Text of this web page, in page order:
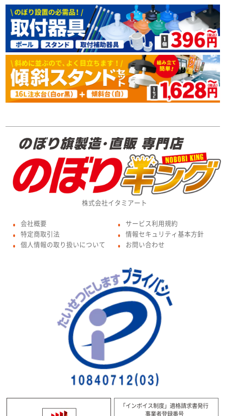
株式会社イタミアート
● 会社概要
● 特定商取引法
● 個人情報の取り扱いについて
● サービス利用規約
● 情報セキュリティ基本方針
● お問い合わせ
「インボイス制度」適格請求書発行
事業者登録番号